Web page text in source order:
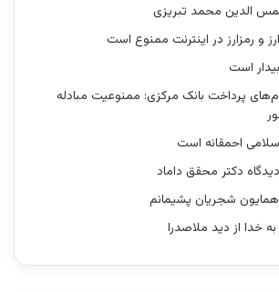
الدین محمد تبریزی
و رمزارز در اینترنت ممنوع است
است
پرداخت بانک مرکزی: ممنوعیت مبادله
احمقانه است
دکتر محقق داماد
همایون شجریان پشیمانم
خدا از دید ملاصدرا